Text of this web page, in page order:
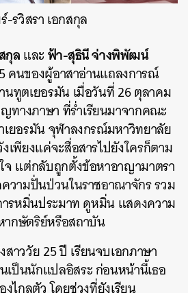
-รวิสรา เอกสกุล
กุลและฟ้า-สุธินี จ่างพิพัฒน์
คนของผู้อาสาอ่านแถลงการณ์
นทูตเยอรมัน เมื่อวันที่ 26 ตุลาคม
ทางภาษา ที่ร่ำเรียนมาจากคณะ
เยอรมัน จุฬาลงกรณ์มหาวิทยาลัย
เพียงแค่จะสื่อสารไปยังใครก็ตาม
จ แต่กลับถูกตั้งข้อหาอาญามาตรา
วามปั่นป่วนในราชอาณาจักร รวม
ารหมิ่นประมาท ดูหมิ่น แสดงความ
กษัตริย์หรือสถาบัน
าววัย 25 ปี เรียนจบเอกภาษา
เป็นนักแปลอิสระ ก่อนหน้านี้เธอ